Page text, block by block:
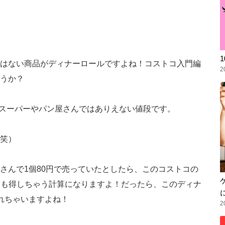
ない商品がディナーロールですよね！コストコ入門編
か？
パーやパン屋さんではありえない値段です。
）
んで1個80円で売っていたとしたら、このコストコの
得しちゃう計算になりますよ！だったら、このディナ
ゃいますよね！